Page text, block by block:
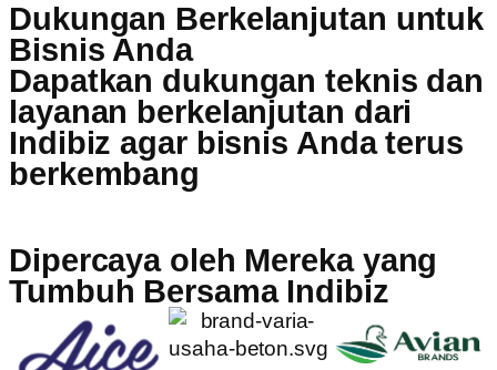
Dukungan Berkelanjutan untuk
Bisnis Anda
Dapatkan dukungan teknis dan
layanan berkelanjutan dari
Indibiz agar bisnis Anda terus
berkembang
Dipercaya oleh Mereka yang
Tumbuh Bersama Indibiz